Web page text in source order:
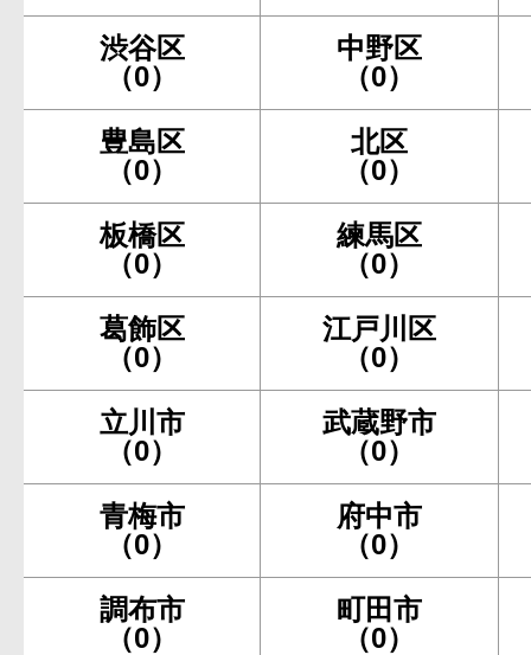
渋谷区
（0）
中野区
（0）
豊島区
（0）
北区
（0）
板橋区
（0）
練馬区
（0）
葛飾区
（0）
江戸川区
（0）
立川市
（0）
武蔵野市
（0）
青梅市
（0）
府中市
（0）
調布市
（0）
町田市
（0）